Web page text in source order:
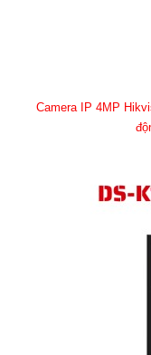
Camera IP 4MP